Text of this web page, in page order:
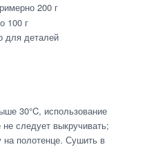
200 г
100 г
для деталей
30°C, использование
следует выкручивать;
на полотенце. Сушить в